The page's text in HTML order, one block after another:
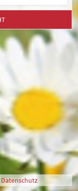
Datenschutz